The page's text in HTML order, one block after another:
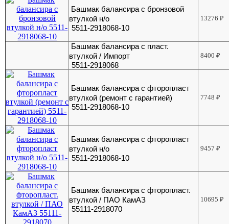
Башмак балансира с бронзовой
втулкой н/о
5511-2918068-10
13276₽
Башмак балансира с пласт.
втулкой / Импорт
5511-2918068
8400₽
Башмак балансира с фторопласт
втулкой (ремонт с гарантией)
5511-2918068-10
7748₽
Башмак балансира с фторопласт
втулкой н/о
5511-2918068-10
9457₽
Башмак балансира с фторопласт.
втулкой / ПАО КамАЗ
55111-2918070
10695₽